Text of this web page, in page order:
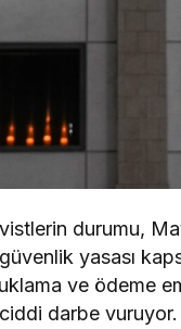
durumu,
yasası
ve ödeme
darbe vuruyor.